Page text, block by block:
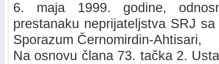
6. maja 1999. godine,
prestanaku neprijateljstva SRJ
Sporazum Černomirdin-Ahtisari,
Na osnovu člana 73. tačka 2.